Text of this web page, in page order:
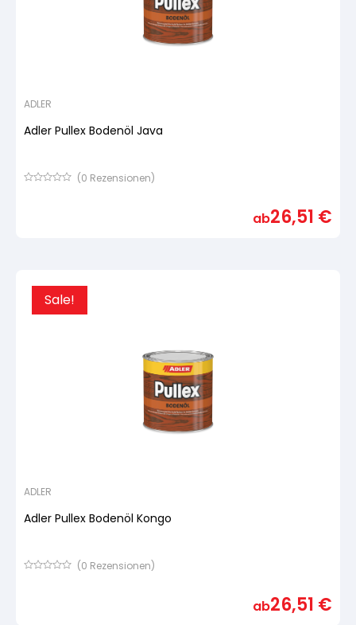
ADLER
Adler Pullex Bodenöl Java
(0 Rezensionen)
ab26,51 €
Sale!
ADLER
Adler Pullex Bodenöl Kongo
(0 Rezensionen)
ab26,51 €